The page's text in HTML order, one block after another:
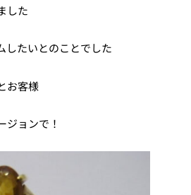
した
したいとのことでした
お客様
ジョンで！